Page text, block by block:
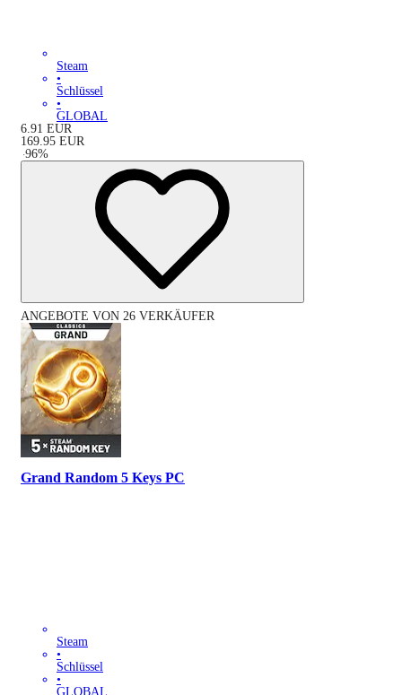
Steam
•
Schlüssel
•
GLOBAL
6.91 EUR
169.95 EUR
-96%
ANGEBOTE VON 26 VERKÄUFER
Grand Random 5 Keys PC
Steam
•
Schlüssel
•
GLOBAL